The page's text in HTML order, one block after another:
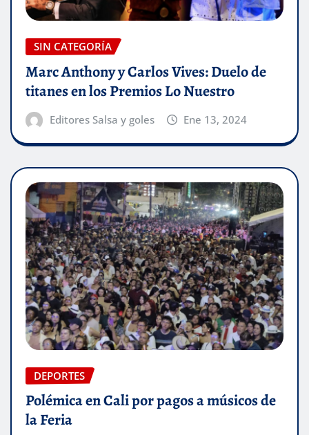
SIN CATEGORÍA
Marc Anthony y Carlos Vives: Duelo de
titanes en los Premios Lo Nuestro
Editores Salsa y goles Ene 13, 2024
DEPORTES
Polémica en Cali por pagos a músicos de
la Feria